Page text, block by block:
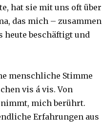
hat sie mit uns oft über
das mich – zusammen
heute beschäftigt und
menschliche Stimme
vis á vis. Von
mich berührt.
Erfahrungen aus